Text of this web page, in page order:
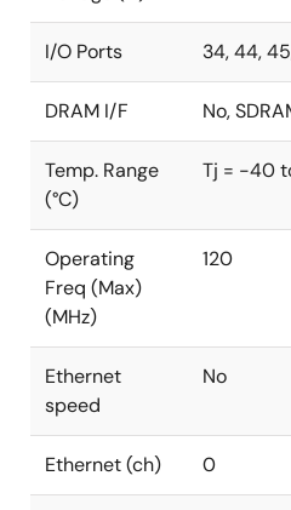
I/O Ports 34, 44, 45,
DRAM I/F No,
Temp. Range
(°C)
Tj = -40
Operating
Freq (Max)
(MHz)
120
Ethernet
speed
No
Ethernet (ch) 0